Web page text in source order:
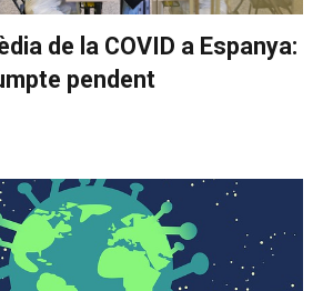
de la COVID a Espanya:
pendent